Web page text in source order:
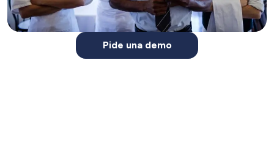
Pide una demo